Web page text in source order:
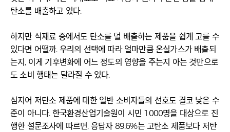
탄소를 배출하고 있다.
하지만 식재료 중에서도 탄소를 덜 배출하는 제품을 쉽게 고를 수
있다면 어떨까. 우리의 선택에 따라 얼마만큼 온실가스가 배출되
는지, 이게 기후변화에 어느 정도의 영향을 주는지 아는 것만으로
도 소비 행태는 달라질 수 있다.
심지어 저탄소 제품에 대한 일반 소비자들의 선호도 결코 낮은 수
준이 아니다. 한국환경산업기술원이 시민 1000명을 대상으로 진
행한 설문조사에 따르면, 응답자 89.6%는 고탄소 제품보다 저탄